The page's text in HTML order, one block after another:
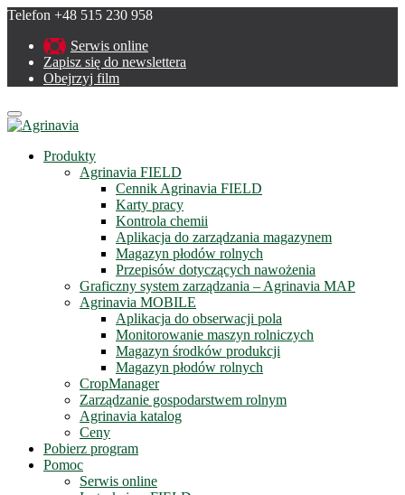
Telefon +48 515 230 958
Serwis online
Zapisz się do newslettera
Obejrzyj film
Menu
Produkty
Agrinavia FIELD
Cennik Agrinavia FIELD
Karty pracy
Kontrola chemii
Aplikacja do zarządzania magazynem
Magazyn płodów rolnych
Przepisów dotyczących nawożenia
Graficzny system zarządzania – Agrinavia MAP
Agrinavia MOBILE
Aplikacja do obserwacji pola
Monitorowanie maszyn rolniczych
Magazyn środków produkcji
Magazyn płodów rolnych
CropManager
Zarządzanie gospodarstwem rolnym
Agrinavia katalog
Ceny
Pobierz program
Pomoc
Serwis online